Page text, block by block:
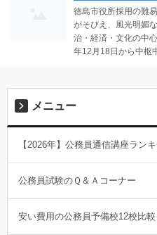
徳島市役所採用の難
がそびえ、風光明媚
治・経済・文化の中
年12月18日から中枢
メニュー
【2026年】公務員通信講座ラン
公務員試験のＱ＆Ａコーナー
安い費用の公務員予備校12校比較